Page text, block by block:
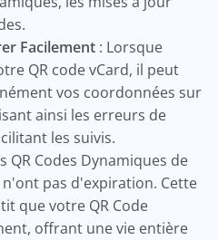
Facilement : Lorsque
QR code vCard, il peut
vos coordonnées sur
ainsi les erreurs de
les suivis.
QR Codes Dynamiques de
n'ont pas d'expiration. Cette
que votre QR Code
offrant une vie entière